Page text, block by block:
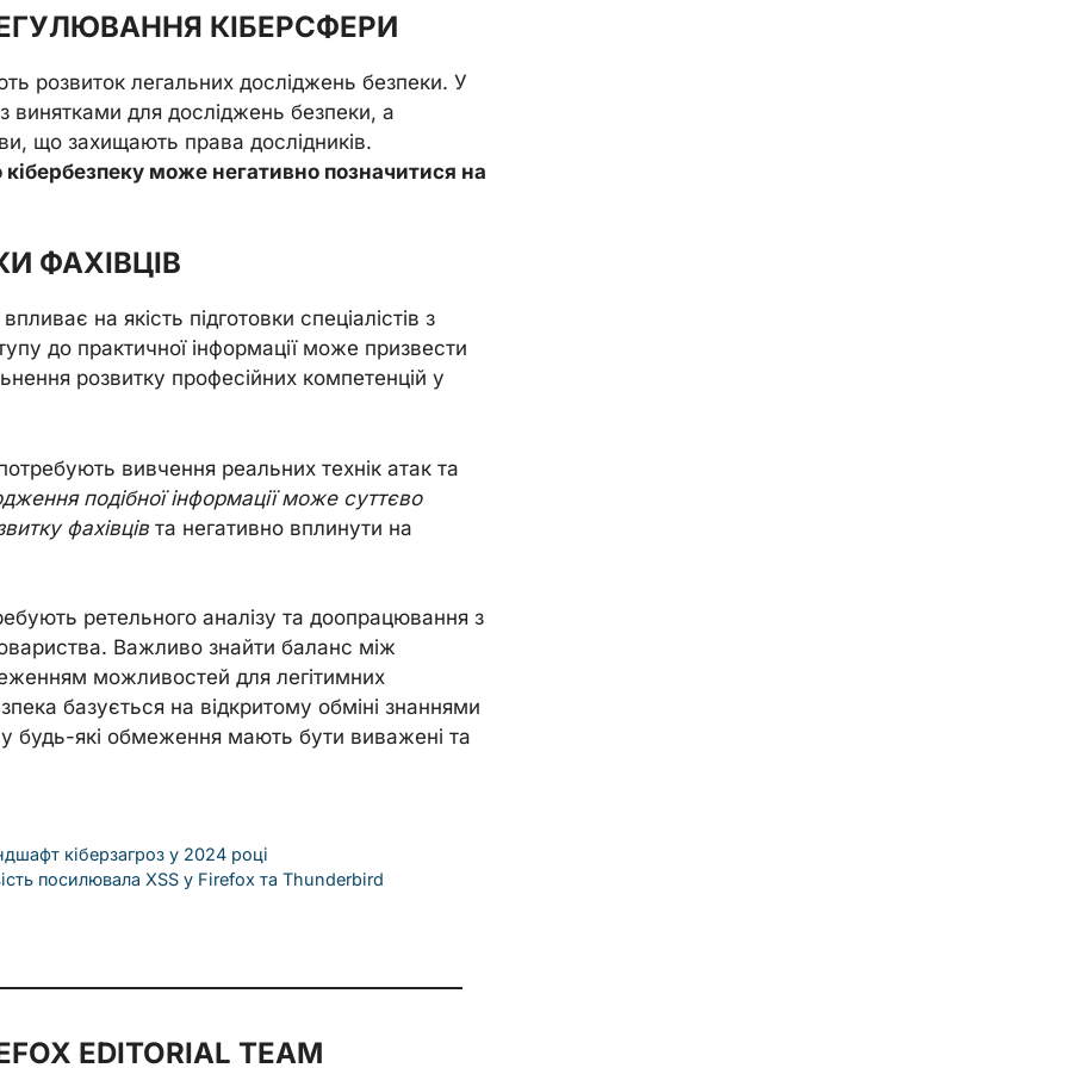
КІБЕРСФЕРИ
розвиток легальних досліджень безпеки. У
для досліджень безпеки, а
що захищають права дослідників.
може негативно позначитися на
ФАХІВЦІВ
на якість підготовки спеціалістів з
до практичної інформації може призвести
розвитку професійних компетенцій у
вивчення реальних технік атак та
подібної інформації може суттєво
фахівцівта негативно вплинути на
ретельного аналізу та доопрацювання з
Важливо знайти баланс між
можливостей для легітимних
базується на відкритому обміні знаннями
будь-які обмеження мають бути виважені та
кіберзагроз у 2024 році
посилювала XSS у Firefox та Thunderbird
EDITORIAL TEAM